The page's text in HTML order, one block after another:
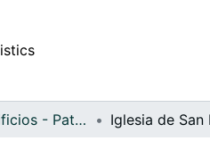
APFFVC - Edificios - Patrimonial